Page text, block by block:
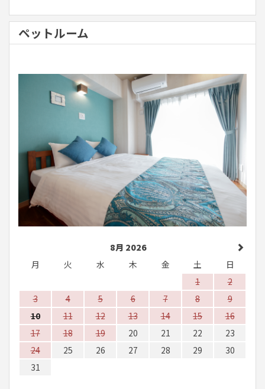
ペットルーム
8月 2026
月
火 水 木 金 土
日
1
2
3
4 5 6 7 8
9
10
11 12 13 14 15
16
17
18 19 20 21 22
23
24
25 26 27 28 29
30
31